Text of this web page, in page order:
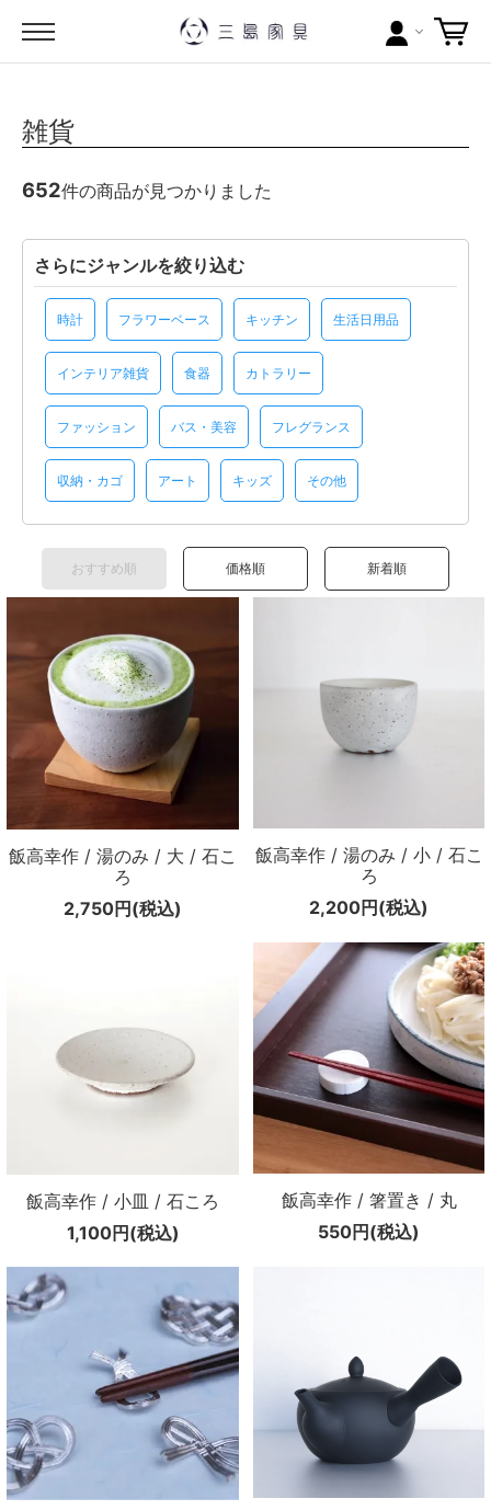
ブランドから探す
問い合わせ
当店について
お買い物ガイド
ポイントについて
配送料について
ラッピングについて
Instagram
雑貨
652件の商品が見つかりました
さらにジャンルを絞り込む
時計 フラワーベース キッチン 生活日用品
インテリア雑貨 食器 カトラリー
ファッション バス・美容 フレグランス
収納・カゴ アート キッズ その他
おすすめ順 価格順 新着順
飯高幸作 / 湯のみ / 大 / 石こ
ろ
2,750円(税込)
飯高幸作 / 湯のみ / 小 / 石こ
ろ
2,200円(税込)
飯高幸作 / 小皿 / 石ころ
1,100円(税込)
飯高幸作 / 箸置き / 丸
550円(税込)